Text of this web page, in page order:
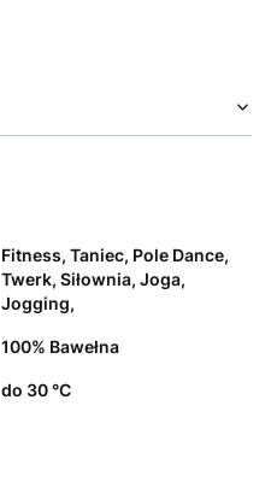
Fitness, Taniec, Pole Dance,
Twerk, Siłownia, Joga,
Jogging,
100% Bawełna
do 30 °C